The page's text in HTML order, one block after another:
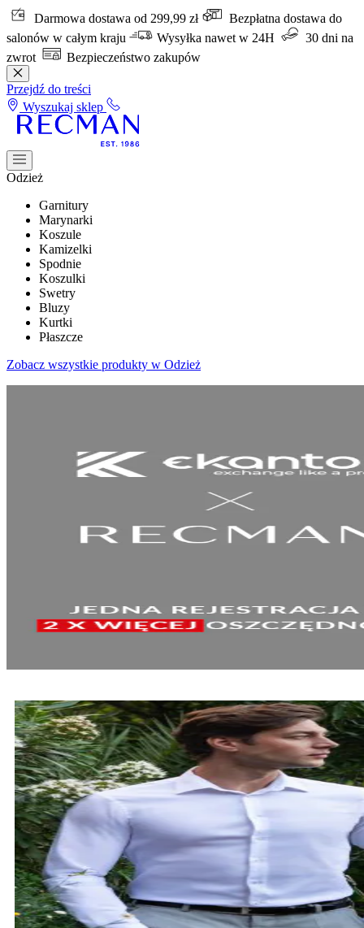
Darmowa dostawa od 299,99 zł
Bezpłatna dostawa do
salonów w całym kraju
Wysyłka nawet w 24H
30 dni na
zwrot
Bezpieczeństwo zakupów
Przejdź do treści
Wyszukaj sklep
Odzież
Garnitury
Marynarki
Koszule
Kamizelki
Spodnie
Koszulki
Swetry
Bluzy
Kurtki
Płaszcze
Zobacz wszystkie produkty w Odzież